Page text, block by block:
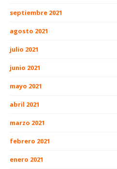
septiembre 2021
agosto 2021
julio 2021
junio 2021
mayo 2021
abril 2021
marzo 2021
febrero 2021
enero 2021